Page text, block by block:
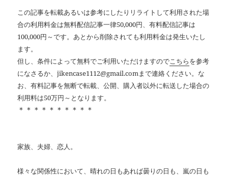
この記事を転載あるいは参考にしたりリライトして利用された場
合の利用料金は無料配信記事一律50,000円、有料配信記事は
100,000円～です。あとから削除されても利用料金は発生いたし
ます。
但し、条件によって無料でご利用いただけますのでこちらを参考
になさるか、jikencase1112@gmail.comまで連絡ください。な
お、有料記事を無断で転載、公開、購入者以外に転送した場合の
利用料は50万円～となります。
＊＊＊＊＊＊＊＊＊＊
家族、夫婦、恋人。
様々な関係性において、晴れの日もあれば曇りの日も、嵐の日も